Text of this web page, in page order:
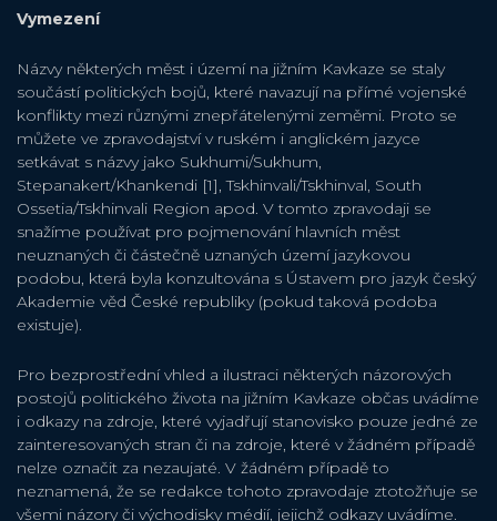
Vymezení
Názvy některých měst i území na jižním Kavkaze se staly
součástí politických bojů, které navazují na přímé vojenské
konflikty mezi různými znepřátelenými zeměmi. Proto se
můžete ve zpravodajství v ruském i anglickém jazyce
setkávat s názvy jako Sukhumi/Sukhum,
Stepanakert/Khankendi [1], Tskhinvali/Tskhinval, South
Ossetia/Tskhinvali Region apod. V tomto zpravodaji se
snažíme používat pro pojmenování hlavních měst
neuznaných či částečně uznaných území jazykovou
podobu, která byla konzultována s Ústavem pro jazyk český
Akademie věd České republiky (pokud taková podoba
existuje).
Pro bezprostřední vhled a ilustraci některých názorových
postojů politického života na jižním Kavkaze občas uvádíme
i odkazy na zdroje, které vyjadřují stanovisko pouze jedné ze
zainteresovaných stran či na zdroje, které v žádném případě
nelze označit za nezaujaté. V žádném případě to
neznamená, že se redakce tohoto zpravodaje ztotožňuje se
všemi názory či východisky médií, jejichž odkazy uvádíme.